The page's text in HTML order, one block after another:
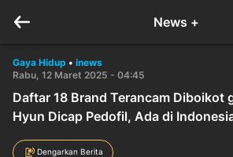
News +
Gaya Hidup • inews
Rabu, 12 Maret 2025 - 04:45
Daftar 18 Brand Terancam Diboikot
Hyun Dicap Pedofil, Ada di
Dengarkan Berita